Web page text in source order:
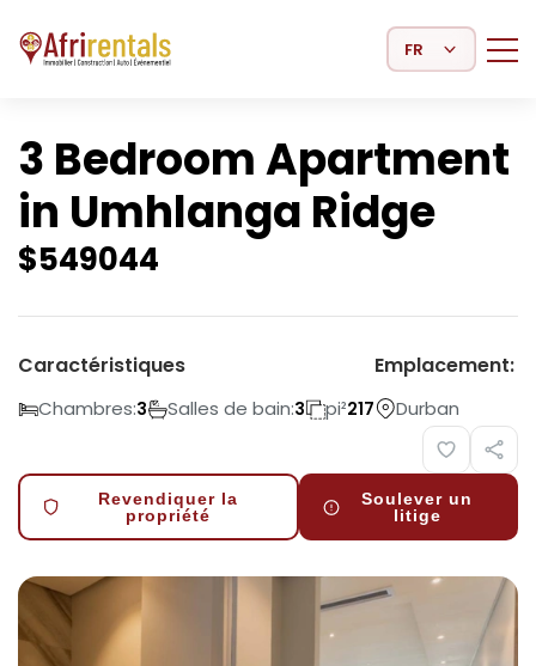
Select Language
3 Bedroom Apartment
in Umhlanga Ridge
$549044
Caractéristiques
Chambres:3 Salles de bain:3 pi²217
Emplacement:
Durban
Revendiquer la
propriété
Soulever un
litige